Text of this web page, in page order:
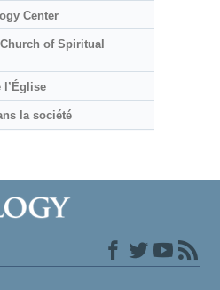
Center
of Spiritual
l’Église
la société